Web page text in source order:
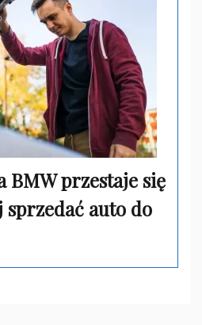
BMW przestaje się
sprzedać auto do